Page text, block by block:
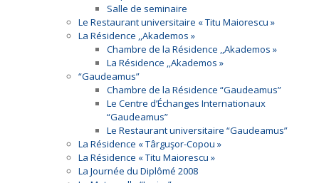
Salle de seminaire
Le Restaurant universitaire « Titu Maiorescu »
La Résidence ,,Akademos »
Chambre de la Résidence ,,Akademos »
La Résidence ,,Akademos »
“Gaudeamus”
Chambre de la Résidence “Gaudeamus”
Le Centre d’Échanges Internationaux
“Gaudeamus”
Le Restaurant universitaire “Gaudeamus”
La Résidence « Târguşor-Copou »
La Résidence « Titu Maiorescu »
La Journée du Diplômé 2008